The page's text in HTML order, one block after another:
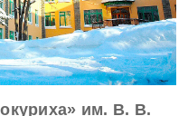
им. В. В.